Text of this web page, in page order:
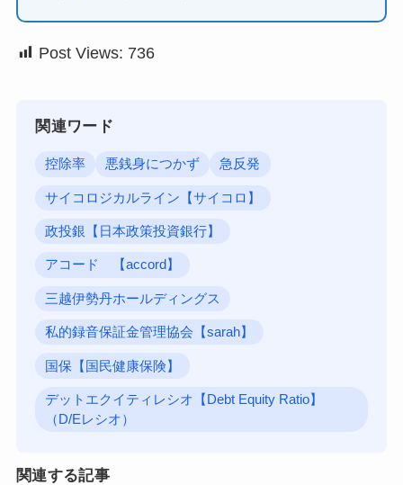
Post Views: 736
関連ワード
控除率 悪銭身につかず 急反発
サイコロジカルライン【サイコロ】
政投銀【日本政策投資銀行】
アコード 【accord】
三越伊勢丹ホールディングス
私的録音保証金管理協会【sarah】
国保【国民健康保険】
デットエクイティレシオ【Debt Equity Ratio】
（D/Eレシオ）
関連する記事